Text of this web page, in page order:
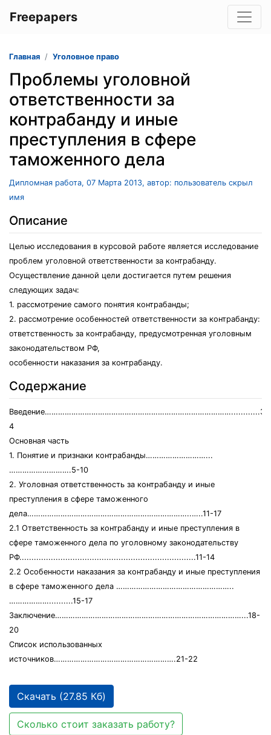
Freepapers
Главная Уголовное право
Проблемы уголовной
ответственности за
контрабанду и иные
преступления в сфере
таможенного дела
Дипломная работа, 07 Марта 2013, автор: пользователь скрыл
имя
Описание
Целью исследования в курсовой работе является исследование
проблем уголовной ответственности за контрабанду.
Осуществление данной цели достигается путем решения
следующих задач:
1. рассмотрение самого понятия контрабанды;
2. рассмотрение особенностей ответственности за контрабанду:
ответственность за контрабанду, предусмотренная уголовным
законодательством РФ,
особенности наказания за контрабанду.
Содержание
Введение…………………………………………………………………………............3-
4
Основная часть
1. Понятие и признаки контрабанды………………………...
……………………….5-10
2. Уголовная ответственность за контрабанду и иные
преступления в сфере таможенного
дела………………………………………………………………..…..11-17
2.1 Ответственность за контрабанду и иные преступления в
сфере таможенного дела по уголовному законодательству
РФ.........................................................................11-14
2.2 Особенности наказания за контрабанду и иные преступления
в сфере таможенного дела ……………………………………………..
………………..........15-17
Заключение…………………………………………………………………………...18-
20
Список использованных
источников……………………………………………….21-22
Скачать (27.85 Кб)
Сколько стоит заказать работу?